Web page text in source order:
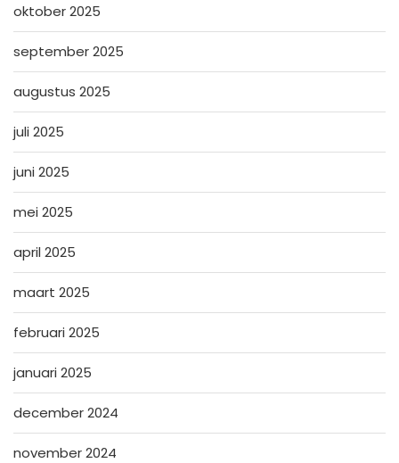
oktober 2025
september 2025
augustus 2025
juli 2025
juni 2025
mei 2025
april 2025
maart 2025
februari 2025
januari 2025
december 2024
november 2024